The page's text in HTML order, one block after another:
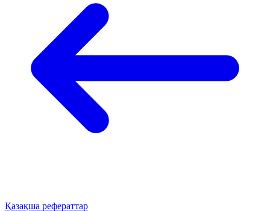
Қазақша рефераттар